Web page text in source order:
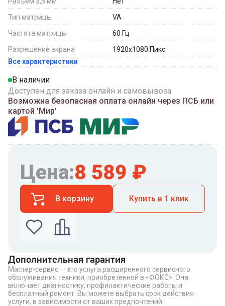
Тип матрицы
VA
Частота матрицы
60 Гц
Разрешение экрана
1920x1080 Пикс
Все характеристики
В наличии
Доступен для заказа онлайн и самовывоза.
Возможна безопасная оплата онлайн через ПСБ или
картой 'Мир'
Цена:8 589 ₽
В корзину Купить в 1 клик
Введите номер телефона по которому можно
связаться с вами
Номер телефона
Дополнительная гарантия
Мастер-сервис — это услуга расширенного сервисного
обслуживания техники, приобретенной в «ФОКС». Она
включает диагностику, профилактические работы и
бесплатный ремонт. Вы можете выбрать срок действия
услуги, в зависимости от ваших предпочтений.